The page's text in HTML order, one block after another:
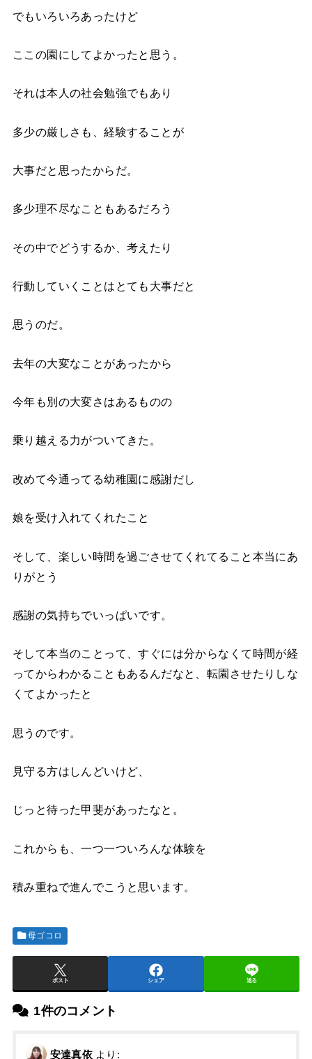
でもいろいろあったけど
ここの園にしてよかったと思う。
それは本人の社会勉強でもあり
多少の厳しさも、経験することが
大事だと思ったからだ。
多少理不尽なこともあるだろう
その中でどうするか、考えたり
行動していくことはとても大事だと
思うのだ。
去年の大変なことがあったから
今年も別の大変さはあるものの
乗り越える力がついてきた。
改めて今通ってる幼稚園に感謝だし
娘を受け入れてくれたこと
そして、楽しい時間を過ごさせてくれてること本当にあ
りがとう
感謝の気持ちでいっぱいです。
そして本当のことって、すぐには分からなくて時間が経
ってからわかることもあるんだなと、転園させたりしな
くてよかったと
思うのです。
見守る方はしんどいけど、
じっと待った甲斐があったなと。
これからも、一つ一ついろんな体験を
積み重ねで進んでこうと思います。
母ゴコロ
ポスト シェア 送る
1件のコメント
安達真依 より: